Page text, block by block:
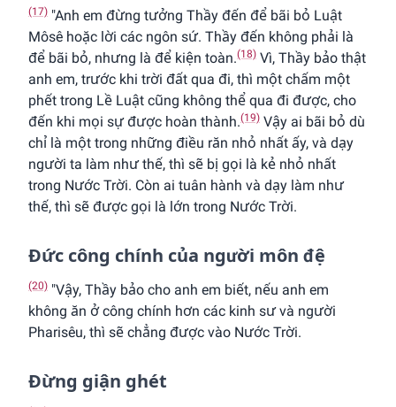
(17) "Anh em đừng tưởng Thầy đến để bãi bỏ Luật
Môsê hoặc lời các ngôn sứ. Thầy đến không phải là
để bãi bỏ, nhưng là để kiện toàn.(18) Vì, Thầy bảo thật
anh em, trước khi trời đất qua đi, thì một chấm một
phết trong Lề Luật cũng không thể qua đi được, cho
đến khi mọi sự được hoàn thành.(19) Vậy ai bãi bỏ dù
chỉ là một trong những điều răn nhỏ nhất ấy, và dạy
người ta làm như thế, thì sẽ bị gọi là kẻ nhỏ nhất
trong Nước Trời. Còn ai tuân hành và dạy làm như
thế, thì sẽ được gọi là lớn trong Nước Trời.
Ðức công chính của người môn đệ
(20) "Vậy, Thầy bảo cho anh em biết, nếu anh em
không ăn ở công chính hơn các kinh sư và người
Pharisêu, thì sẽ chẳng được vào Nước Trời.
Ðừng giận ghét